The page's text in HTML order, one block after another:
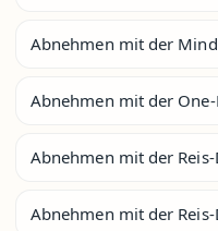
Abnehmen mit der
Abnehmen mit der
Abnehmen mit der
Abnehmen mit der